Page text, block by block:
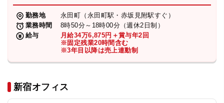
勤務地
永田町（永田町駅・赤坂見附駅すぐ）
業務時間
8時50分～18時00分（週休2日制）
給与
月給34万6,875円＋賞与年2回
※固定残業20時間含む
※3年目以降は売上連動制
新宿オフィス
TikTok受賞 定義集 動画集